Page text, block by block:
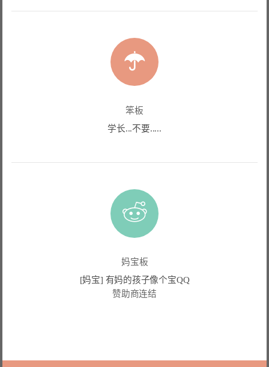
笨板
学长...不要.....
妈宝板
[妈宝] 有妈的孩子像个宝QQ
赞助商连结